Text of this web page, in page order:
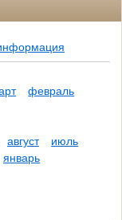
февраль
август
июль
январь